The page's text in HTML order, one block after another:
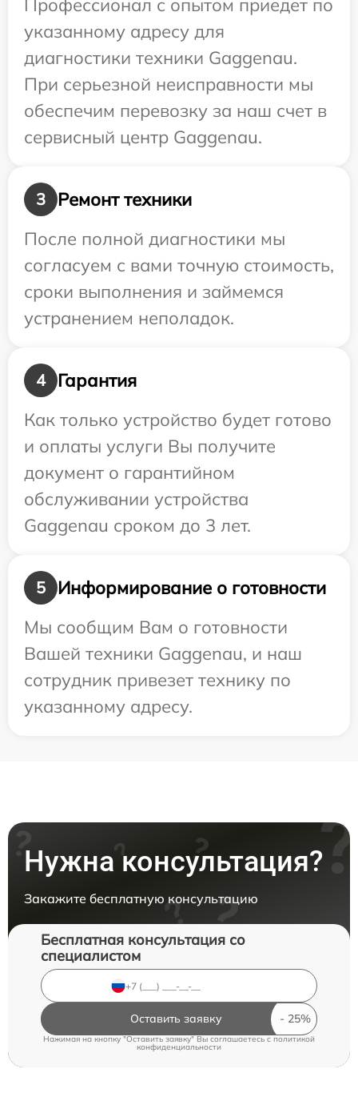
Профессионал с опытом приедет по
указанному адресу для
диагностики техники Gaggenau.
При серьезной неисправности мы
обеспечим перевозку за наш счет в
сервисный центр Gaggenau.
3
Ремонт техники
После полной диагностики мы
согласуем с вами точную стоимость,
сроки выполнения и займемся
устранением неполадок.
4
Гарантия
Как только устройство будет готово
и оплаты услуги Вы получите
документ о гарантийном
обслуживании устройства
Gaggenau сроком до 3 лет.
5
Информирование о готовности
Мы сообщим Вам о готовности
Вашей техники Gaggenau, и наш
сотрудник привезет технику по
указанному адресу.
Нужна консультация?
Закажите бесплатную консультацию
Бесплатная консультация со
специалистом
Оставить заявку
Нажимая на кнопку "Оставить заявку" Вы соглашаетесь cполитикой
конфиденциальности